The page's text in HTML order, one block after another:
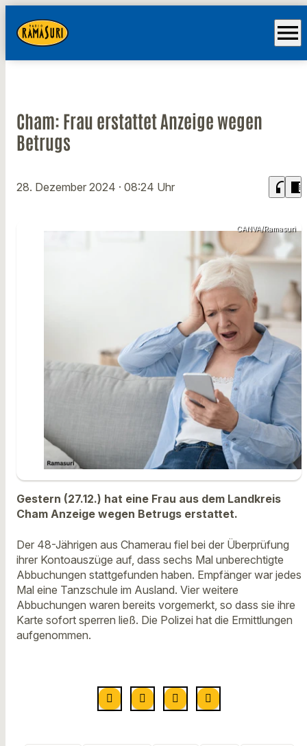
menu
Cham: Frau erstattet Anzeige wegen
Betrugs
28. Dezember 2024 · 08:24 Uhr headphones chrome_reader_mode
CANVA/Ramasuri
Gestern (27.12.) hat eine Frau aus dem Landkreis
Cham Anzeige wegen Betrugs erstattet.
Der 48-Jährigen aus Chamerau fiel bei der Überprüfung
ihrer Kontoauszüge auf, dass sechs Mal unberechtigte
Abbuchungen stattgefunden haben. Empfänger war jedes
Mal eine Tanzschule im Ausland. Vier weitere
Abbuchungen waren bereits vorgemerkt, so dass sie ihre
Karte sofort sperren ließ. Die Polizei hat die Ermittlungen
aufgenommen.